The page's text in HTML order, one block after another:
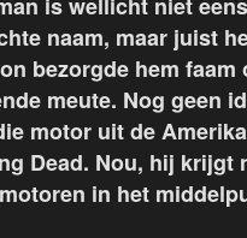
naam, maar juist
bezorgde hem faam
meute. Nog geen
motor uit de
Dead. Nou, hij krijgt
in het